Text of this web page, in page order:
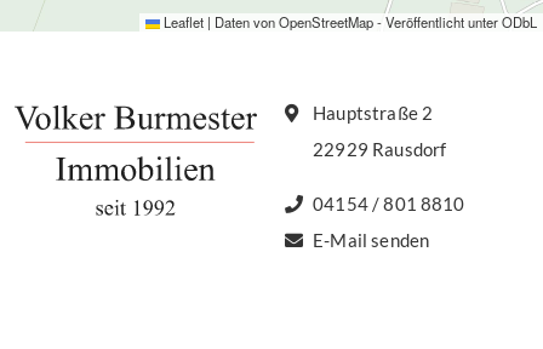
Leaflet | Daten vonOpenStreetMap- Veröffentlicht unterODbL
Hauptstraße 2
22929 Rausdorf
04154 / 801 8810
E-Mail senden